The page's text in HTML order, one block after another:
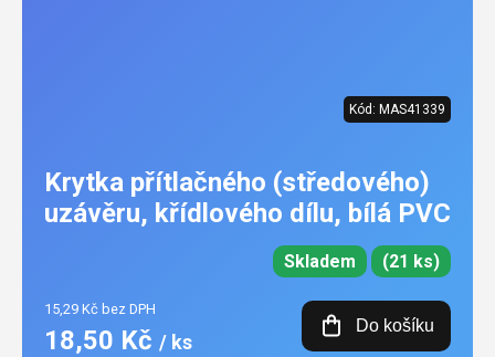
Kód: MAS41339
Krytka přítlačného (středového)
uzávěru, křídlového dílu, bílá PVC
Skladem (21 ks)
15,29 Kč bez DPH
18,50 Kč / ks
Do košíku